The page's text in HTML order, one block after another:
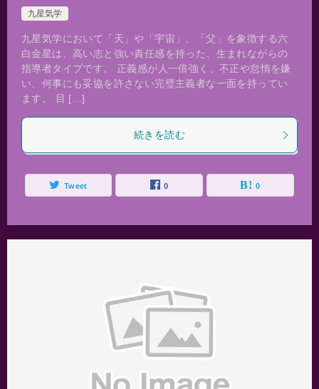
九星気学
九星気学において「天」や「宇宙」、「父」を象徴する六
白金星は、高い志と強い責任感を持った、生まれながらの
指導者タイプです。 正義感が人一倍強く、不正や怠惰を嫌
い、何事にも妥協を許さない完璧主義者な一面を持ってい
ます。 目 […]
続きを読む
Tweet 0 0